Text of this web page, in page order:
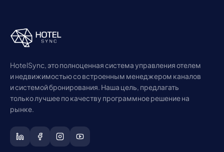
HotelSync, это полноценная система управления отелем
и недвижимостью со встроенным менеджером каналов
и системой бронирования. Наша цель, предлагать
только лучшее по качеству программное решение на
рынке.